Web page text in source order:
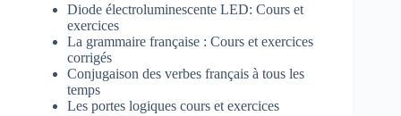
Diode électroluminescente LED: Cours et
exercices
La grammaire française : Cours et exercices
corrigés
Conjugaison des verbes français à tous les
temps
Les portes logiques cours et exercices